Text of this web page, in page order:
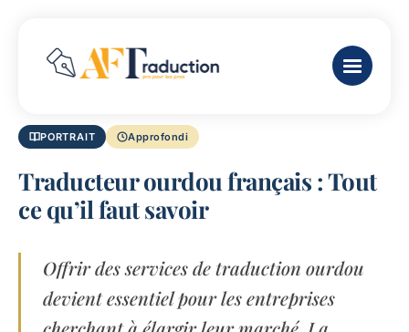
PORTRAIT Approfondi
Traducteur ourdou français : Tout
ce qu’il faut savoir
Offrir des services de traduction ourdou
devient essentiel pour les entreprises